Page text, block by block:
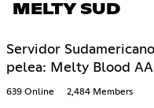
MELTY SUD
Servidor
pelea: Melty Blood
639 Online 2,484 Members